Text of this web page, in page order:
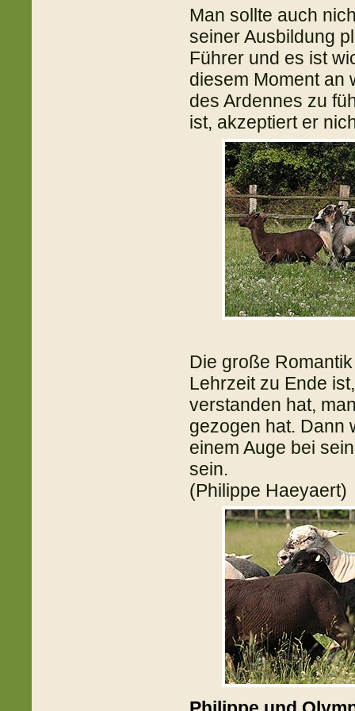
Man sollte auch
seiner Ausbildung
Führer und es ist
diesem Moment an
des Ardennes zu
ist, akzeptiert er
Die große
Lehrzeit zu Ende
verstanden hat,
gezogen hat. Dann
einem Auge bei
sein.
(Philippe Haeyaert)